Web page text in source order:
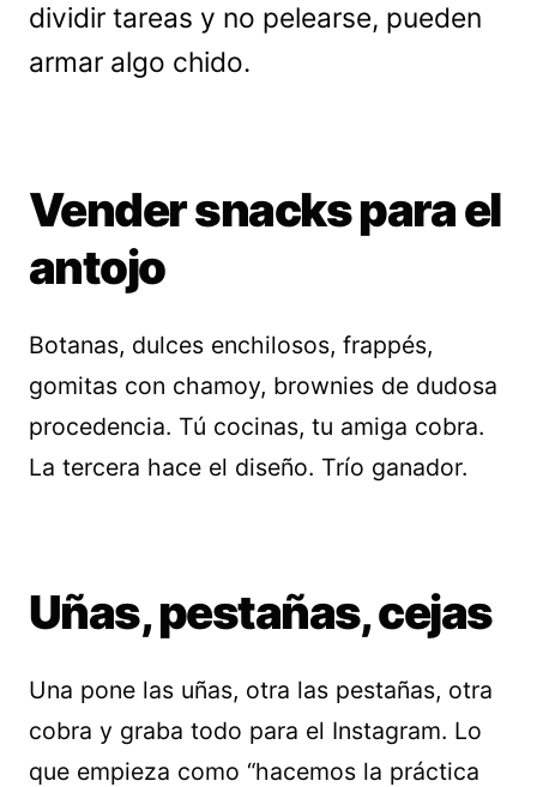
dividir tareas y no pelearse, pueden
armar algo chido.
Vender snacks para el
antojo
Botanas, dulces enchilosos, frappés,
gomitas con chamoy, brownies de dudosa
procedencia. Tú cocinas, tu amiga cobra.
La tercera hace el diseño. Trío ganador.
Uñas, pestañas, cejas
Una pone las uñas, otra las pestañas, otra
cobra y graba todo para el Instagram. Lo
que empieza como “hacemos la práctica